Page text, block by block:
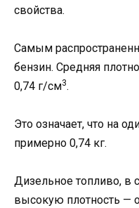
свойства.
Самым
бензин. Средняя
0,74 г/см3.
Это означает, что на
примерно 0,74 кг.
Дизельное топливо, в
высокую плотность —